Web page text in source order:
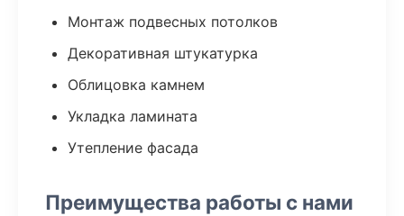
Монтаж подвесных потолков
Декоративная штукатурка
Облицовка камнем
Укладка ламината
Утепление фасада
Преимущества работы с нами